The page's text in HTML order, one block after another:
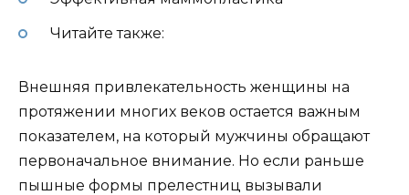
Читайте также:
Внешняя привлекательность женщины на
протяжении многих веков остается важным
показателем, на который мужчины обращают
первоначальное внимание. Но если раньше
пышные формы прелестниц вызывали